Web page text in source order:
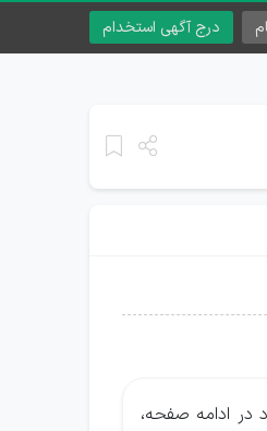
درج آگهی استخدام
در ادامه صفحه،